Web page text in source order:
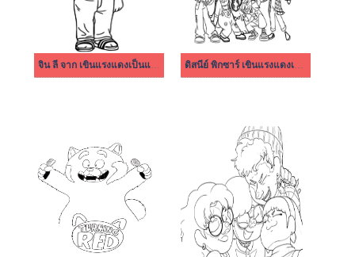
จิน ลี จาก เขินแรงแดงเป็นแพนด้า ดิสนีย์ พิกซาร์ เขินแรงแดงเป็นแพนด้า